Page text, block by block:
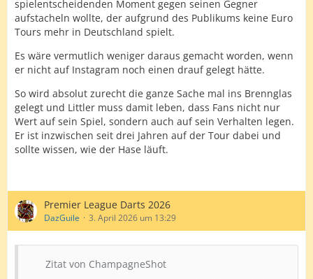
spielentscheidenden Moment gegen seinen Gegner
aufstacheln wollte, der aufgrund des Publikums keine Euro
Tours mehr in Deutschland spielt.
Es wäre vermutlich weniger daraus gemacht worden, wenn
er nicht auf Instagram noch einen drauf gelegt hätte.
So wird absolut zurecht die ganze Sache mal ins Brennglas
gelegt und Littler muss damit leben, dass Fans nicht nur
Wert auf sein Spiel, sondern auch auf sein Verhalten legen.
Er ist inzwischen seit drei Jahren auf der Tour dabei und
sollte wissen, wie der Hase läuft.
Premier League Darts 2026
DazGuile 3. April 2026 um 13:29
Zitat von ChampagneShot